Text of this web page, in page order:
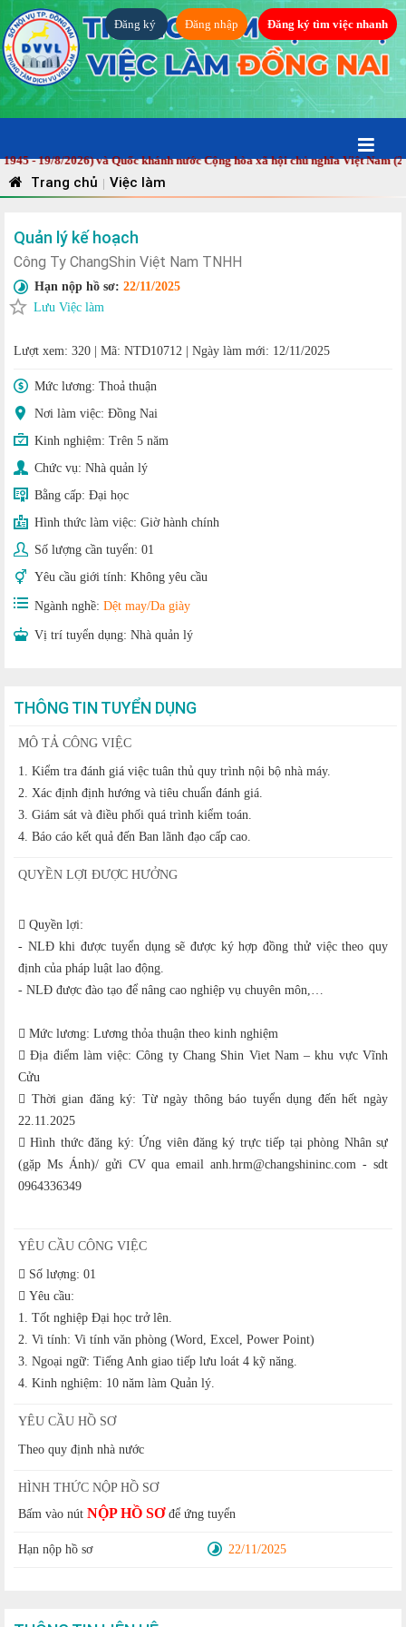
Đăng ký Đăng nhập Đăng ký tìm việc nhanh
8/2026) và Quốc khánh nước Cộng hòa xã hội chủ nghĩa Việt Nam (2/
Trang chủ | Việc làm
Quản lý kế hoạch
Công Ty ChangShin Việt Nam TNHH
Hạn nộp hồ sơ: 22/11/2025
Lưu Việc làm
Lượt xem: 320 Mã: NTD10712 Ngày làm mới: 12/11/2025
Mức lương: Thoả thuận
Nơi làm việc: Đồng Nai
Kinh nghiệm: Trên 5 năm
Chức vụ: Nhà quản lý
Bằng cấp: Đại học
Hình thức làm việc: Giờ hành chính
Số lượng cần tuyển: 01
Yêu cầu giới tính: Không yêu cầu
Ngành nghề: Dệt may/Da giày
Vị trí tuyển dụng: Nhà quản lý
THÔNG TIN TUYỂN DỤNG
MÔ TẢ CÔNG VIỆC
1. Kiểm tra đánh giá việc tuân thủ quy trình nội bộ nhà máy.
2. Xác định định hướng và tiêu chuẩn đánh giá.
3. Giám sát và điều phối quá trình kiểm toán.
4. Báo cáo kết quả đến Ban lãnh đạo cấp cao.
QUYỀN LỢI ĐƯỢC HƯỞNG
 Quyền lợi:
- NLĐ khi được tuyển dụng sẽ được ký hợp đồng thử việc theo quy
định của pháp luật lao động.
- NLĐ được đào tạo để nâng cao nghiệp vụ chuyên môn,…
 Mức lương: Lương thỏa thuận theo kinh nghiệm
 Địa điểm làm việc: Công ty Chang Shin Viet Nam – khu vực Vĩnh
Cửu
 Thời gian đăng ký: Từ ngày thông báo tuyển dụng đến hết ngày
22.11.2025
 Hình thức đăng ký: Ứng viên đăng ký trực tiếp tại phòng Nhân sự
(gặp Ms Ánh)/ gửi CV qua email anh.hrm@changshininc.com - sdt
0964336349
YÊU CẦU CÔNG VIỆC
 Số lượng: 01
 Yêu cầu:
1. Tốt nghiệp Đại học trở lên.
2. Vi tính: Vi tính văn phòng (Word, Excel, Power Point)
3. Ngoại ngữ: Tiếng Anh giao tiếp lưu loát 4 kỹ năng.
4. Kinh nghiệm: 10 năm làm Quản lý.
YÊU CẦU HỒ SƠ
Theo quy định nhà nước
HÌNH THỨC NỘP HỒ SƠ
Bấm vào nút NỘP HỒ SƠđể ứng tuyển
Hạn nộp hồ sơ 22/11/2025